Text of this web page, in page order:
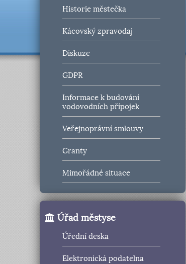
Historie městečka
Kácovský zpravodaj
Diskuze
GDPR
Informace k budování
vodovodních přípojek
Veřejnoprávní smlouvy
Granty
Mimořádné situace
Úřad městyse
Úřední deska
Elektronická podatelna